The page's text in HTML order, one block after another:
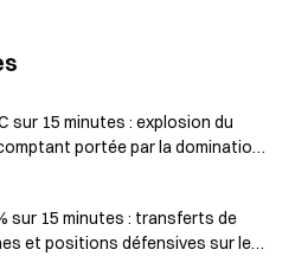
sur 15 minutes : explosion du
portée par la domination
sur 15 minutes : transferts de
et positions défensives sur les